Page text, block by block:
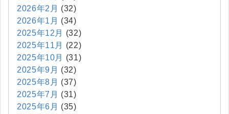
2026年2月 (32)
2026年1月 (34)
2025年12月
(32)
2025年11月
(22)
2025年10月
(31)
2025年9月 (32)
2025年8月 (37)
2025年7月 (31)
2025年6月 (35)